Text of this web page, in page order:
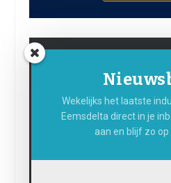
Wekelijks het laatste
Eemsdelta direct in je
aan en blijf zo op